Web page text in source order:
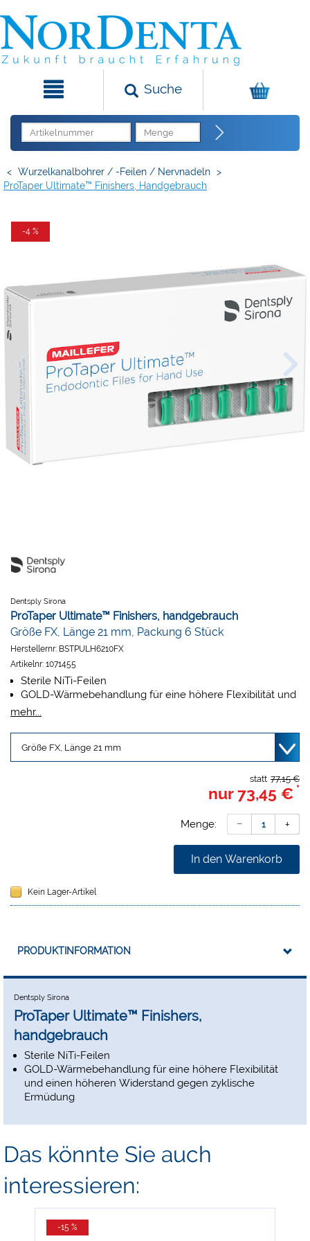
Suche
< Wurzelkanalbohrer / -Feilen / Nervnadeln >
ProTaper Ultimate™ Finishers, Handgebrauch
-4 %
Dentsply Sirona
ProTaper Ultimate™ Finishers, handgebrauch
Größe FX, Länge 21 mm, Packung 6 Stück
Herstellernr: BSTPULH6210FX
Artikelnr: 1071455
Sterile NiTi-Feilen
GOLD-Wärmebehandlung für eine höhere Flexibilität und
einen höheren Widerstand gegen zyklische Ermüdung
mehr...
77,15 €
statt
nur73,45 € *
Menge:
In den Warenkorb
Kein Lager-Artikel
PRODUKTINFORMATION
Dentsply Sirona
ProTaper Ultimate™ Finishers,
handgebrauch
Sterile NiTi-Feilen
GOLD-Wärmebehandlung für eine höhere Flexibilität
und einen höheren Widerstand gegen zyklische
Ermüdung
Das könnte Sie auch
interessieren:
-15 %